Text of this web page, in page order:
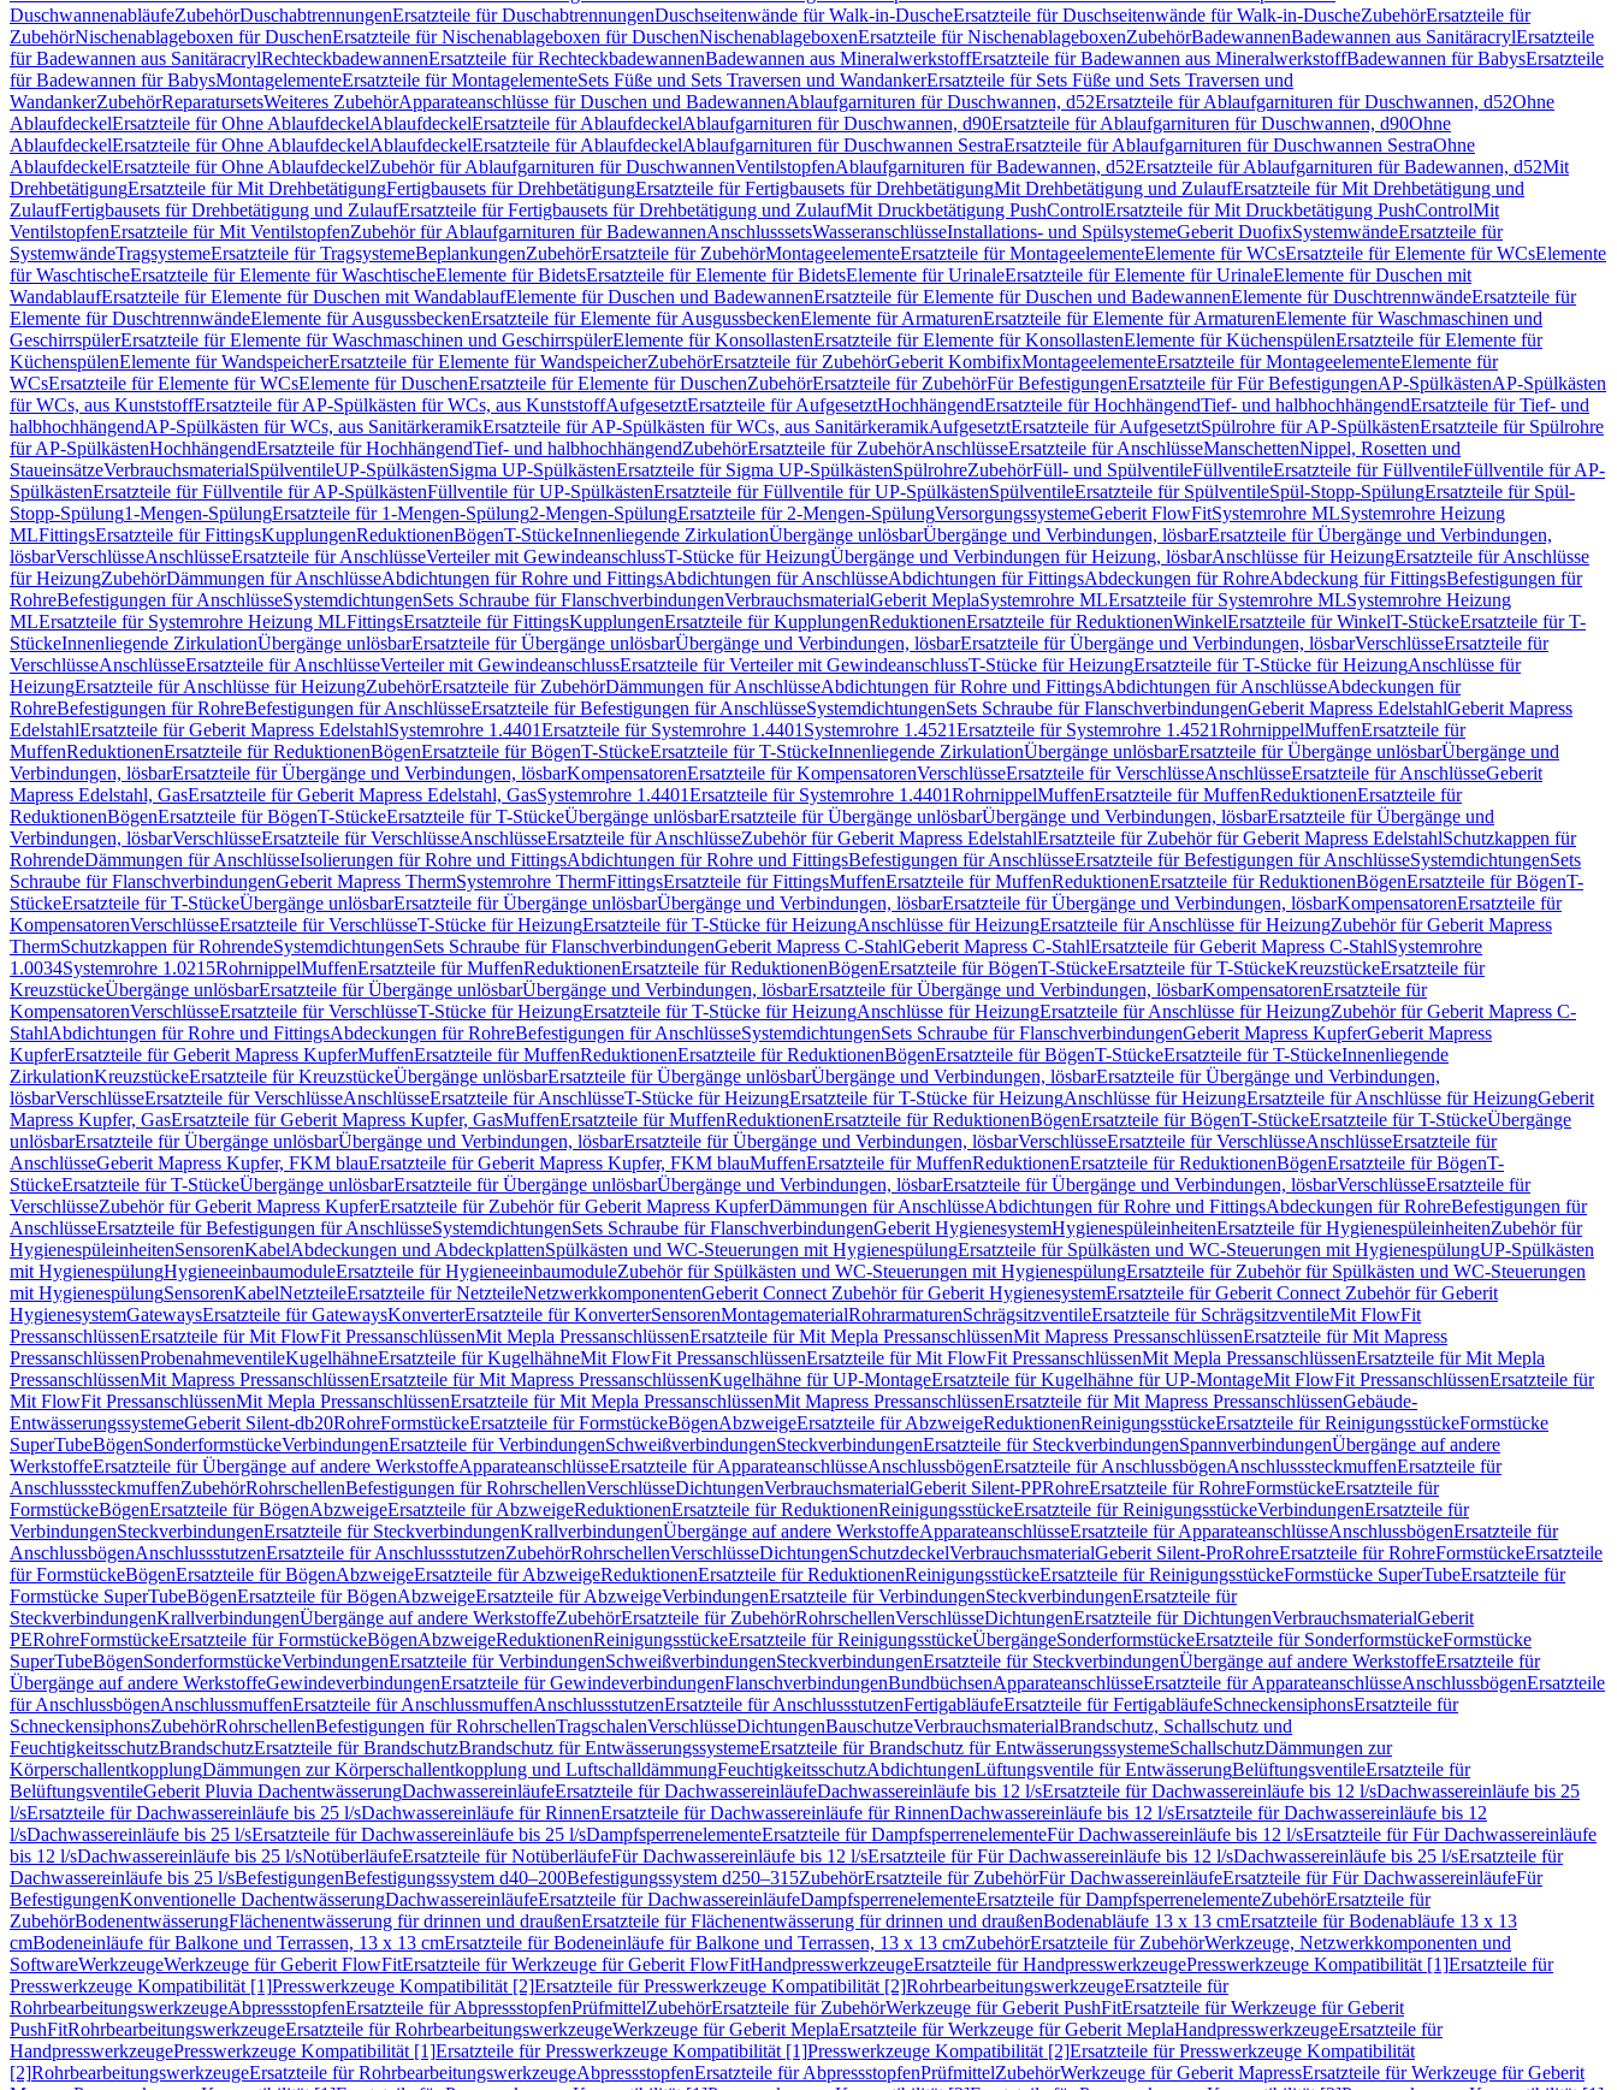
DuschwannenabläufeZubehörDuschabtrennungenErsatzteile für DuschabtrennungenDuschseitenwände für Walk-in-DuscheErsatzteile für Duschseitenwände für Walk-in-DuscheZubehörErsatzteile für
ZubehörNischenablageboxen für DuschenErsatzteile für Nischenablageboxen für DuschenNischenablageboxenErsatzteile für NischenablageboxenZubehörBadewannenBadewannen aus SanitäracrylErsatzteile
für Badewannen aus SanitäracrylRechteckbadewannenErsatzteile für RechteckbadewannenBadewannen aus MineralwerkstoffErsatzteile für Badewannen aus MineralwerkstoffBadewannen für BabysErsatzteile
für Badewannen für BabysMontagelementeErsatzteile für MontagelementeSets Füße und Sets Traversen und WandankerErsatzteile für Sets Füße und Sets Traversen und
WandankerZubehörReparatursetsWeiteres ZubehörApparateanschlüsse für Duschen und BadewannenAblaufgarnituren für Duschwannen, d52Ersatzteile für Ablaufgarnituren für Duschwannen, d52Ohne
AblaufdeckelErsatzteile für Ohne AblaufdeckelAblaufdeckelErsatzteile für AblaufdeckelAblaufgarnituren für Duschwannen, d90Ersatzteile für Ablaufgarnituren für Duschwannen, d90Ohne
AblaufdeckelErsatzteile für Ohne AblaufdeckelAblaufdeckelErsatzteile für AblaufdeckelAblaufgarnituren für Duschwannen SestraErsatzteile für Ablaufgarnituren für Duschwannen SestraOhne
AblaufdeckelErsatzteile für Ohne AblaufdeckelZubehör für Ablaufgarnituren für DuschwannenVentilstopfenAblaufgarnituren für Badewannen, d52Ersatzteile für Ablaufgarnituren für Badewannen, d52Mit
DrehbetätigungErsatzteile für Mit DrehbetätigungFertigbausets für DrehbetätigungErsatzteile für Fertigbausets für DrehbetätigungMit Drehbetätigung und ZulaufErsatzteile für Mit Drehbetätigung und
ZulaufFertigbausets für Drehbetätigung und ZulaufErsatzteile für Fertigbausets für Drehbetätigung und ZulaufMit Druckbetätigung PushControlErsatzteile für Mit Druckbetätigung PushControlMit
VentilstopfenErsatzteile für Mit VentilstopfenZubehör für Ablaufgarnituren für BadewannenAnschlusssetsWasseranschlüsseInstallations- und SpülsystemeGeberit DuofixSystemwändeErsatzteile für
SystemwändeTragsystemeErsatzteile für TragsystemeBeplankungenZubehörErsatzteile für ZubehörMontageelementeErsatzteile für MontageelementeElemente für WCsErsatzteile für Elemente für WCsElemente
für WaschtischeErsatzteile für Elemente für WaschtischeElemente für BidetsErsatzteile für Elemente für BidetsElemente für UrinaleErsatzteile für Elemente für UrinaleElemente für Duschen mit
WandablaufErsatzteile für Elemente für Duschen mit WandablaufElemente für Duschen und BadewannenErsatzteile für Elemente für Duschen und BadewannenElemente für DuschtrennwändeErsatzteile für
Elemente für DuschtrennwändeElemente für AusgussbeckenErsatzteile für Elemente für AusgussbeckenElemente für ArmaturenErsatzteile für Elemente für ArmaturenElemente für Waschmaschinen und
GeschirrspülerErsatzteile für Elemente für Waschmaschinen und GeschirrspülerElemente für KonsollastenErsatzteile für Elemente für KonsollastenElemente für KüchenspülenErsatzteile für Elemente für
KüchenspülenElemente für WandspeicherErsatzteile für Elemente für WandspeicherZubehörErsatzteile für ZubehörGeberit KombifixMontageelementeErsatzteile für MontageelementeElemente für
WCsErsatzteile für Elemente für WCsElemente für DuschenErsatzteile für Elemente für DuschenZubehörErsatzteile für ZubehörFür BefestigungenErsatzteile für Für BefestigungenAP-SpülkästenAP-Spülkästen
für WCs, aus KunststoffErsatzteile für AP-Spülkästen für WCs, aus KunststoffAufgesetztErsatzteile für AufgesetztHochhängendErsatzteile für HochhängendTief- und halbhochhängendErsatzteile für Tief- und
halbhochhängendAP-Spülkästen für WCs, aus SanitärkeramikErsatzteile für AP-Spülkästen für WCs, aus SanitärkeramikAufgesetztErsatzteile für AufgesetztSpülrohre für AP-SpülkästenErsatzteile für Spülrohre
für AP-SpülkästenHochhängendErsatzteile für HochhängendTief- und halbhochhängendZubehörErsatzteile für ZubehörAnschlüsseErsatzteile für AnschlüsseManschettenNippel, Rosetten und
StaueinsätzeVerbrauchsmaterialSpülventileUP-SpülkästenSigma UP-SpülkästenErsatzteile für Sigma UP-SpülkästenSpülrohreZubehörFüll- und SpülventileFüllventileErsatzteile für FüllventileFüllventile für AP-
SpülkästenErsatzteile für Füllventile für AP-SpülkästenFüllventile für UP-SpülkästenErsatzteile für Füllventile für UP-SpülkästenSpülventileErsatzteile für SpülventileSpül-Stopp-SpülungErsatzteile für Spül-
Stopp-Spülung1-Mengen-SpülungErsatzteile für 1-Mengen-Spülung2-Mengen-SpülungErsatzteile für 2-Mengen-SpülungVersorgungssystemeGeberit FlowFitSystemrohre MLSystemrohre Heizung
MLFittingsErsatzteile für FittingsKupplungenReduktionenBögenT-StückeInnenliegende ZirkulationÜbergänge unlösbarÜbergänge und Verbindungen, lösbarErsatzteile für Übergänge und Verbindungen,
lösbarVerschlüsseAnschlüsseErsatzteile für AnschlüsseVerteiler mit GewindeanschlussT-Stücke für HeizungÜbergänge und Verbindungen für Heizung, lösbarAnschlüsse für HeizungErsatzteile für Anschlüsse
für HeizungZubehörDämmungen für AnschlüsseAbdichtungen für Rohre und FittingsAbdichtungen für AnschlüsseAbdichtungen für FittingsAbdeckungen für RohreAbdeckung für FittingsBefestigungen für
RohreBefestigungen für AnschlüsseSystemdichtungenSets Schraube für FlanschverbindungenVerbrauchsmaterialGeberit MeplaSystemrohre MLErsatzteile für Systemrohre MLSystemrohre Heizung
MLErsatzteile für Systemrohre Heizung MLFittingsErsatzteile für FittingsKupplungenErsatzteile für KupplungenReduktionenErsatzteile für ReduktionenWinkelErsatzteile für WinkelT-StückeErsatzteile für T-
StückeInnenliegende ZirkulationÜbergänge unlösbarErsatzteile für Übergänge unlösbarÜbergänge und Verbindungen, lösbarErsatzteile für Übergänge und Verbindungen, lösbarVerschlüsseErsatzteile für
VerschlüsseAnschlüsseErsatzteile für AnschlüsseVerteiler mit GewindeanschlussErsatzteile für Verteiler mit GewindeanschlussT-Stücke für HeizungErsatzteile für T-Stücke für HeizungAnschlüsse für
HeizungErsatzteile für Anschlüsse für HeizungZubehörErsatzteile für ZubehörDämmungen für AnschlüsseAbdichtungen für Rohre und FittingsAbdichtungen für AnschlüsseAbdeckungen für
RohreBefestigungen für RohreBefestigungen für AnschlüsseErsatzteile für Befestigungen für AnschlüsseSystemdichtungenSets Schraube für FlanschverbindungenGeberit Mapress EdelstahlGeberit Mapress
EdelstahlErsatzteile für Geberit Mapress EdelstahlSystemrohre 1.4401Ersatzteile für Systemrohre 1.4401 Systemrohre 1.4521Ersatzteile für Systemrohre 1.4521RohrnippelMuffenErsatzteile für
MuffenReduktionenErsatzteile für ReduktionenBögenErsatzteile für BögenT-StückeErsatzteile für T-StückeInnenliegende ZirkulationÜbergänge unlösbarErsatzteile für Übergänge unlösbarÜbergänge und
Verbindungen, lösbarErsatzteile für Übergänge und Verbindungen, lösbarKompensatorenErsatzteile für KompensatorenVerschlüsseErsatzteile für VerschlüsseAnschlüsseErsatzteile für AnschlüsseGeberit
Mapress Edelstahl, GasErsatzteile für Geberit Mapress Edelstahl, GasSystemrohre 1.4401Ersatzteile für Systemrohre 1.4401RohrnippelMuffenErsatzteile für MuffenReduktionenErsatzteile für
ReduktionenBögenErsatzteile für BögenT-StückeErsatzteile für T-StückeÜbergänge unlösbarErsatzteile für Übergänge unlösbarÜbergänge und Verbindungen, lösbarErsatzteile für Übergänge und
Verbindungen, lösbarVerschlüsseErsatzteile für VerschlüsseAnschlüsseErsatzteile für AnschlüsseZubehör für Geberit Mapress EdelstahlErsatzteile für Zubehör für Geberit Mapress EdelstahlSchutzkappen für
RohrendeDämmungen für AnschlüsseIsolierungen für Rohre und FittingsAbdichtungen für Rohre und FittingsBefestigungen für AnschlüsseErsatzteile für Befestigungen für AnschlüsseSystemdichtungenSets
Schraube für FlanschverbindungenGeberit Mapress ThermSystemrohre ThermFittingsErsatzteile für FittingsMuffenErsatzteile für MuffenReduktionenErsatzteile für ReduktionenBögenErsatzteile für BögenT-
StückeErsatzteile für T-StückeÜbergänge unlösbarErsatzteile für Übergänge unlösbarÜbergänge und Verbindungen, lösbarErsatzteile für Übergänge und Verbindungen, lösbarKompensatorenErsatzteile für
KompensatorenVerschlüsseErsatzteile für VerschlüsseT-Stücke für HeizungErsatzteile für T-Stücke für HeizungAnschlüsse für HeizungErsatzteile für Anschlüsse für HeizungZubehör für Geberit Mapress
ThermSchutzkappen für RohrendeSystemdichtungenSets Schraube für FlanschverbindungenGeberit Mapress C-StahlGeberit Mapress C-StahlErsatzteile für Geberit Mapress C-StahlSystemrohre
1.0034Systemrohre 1.0215RohrnippelMuffenErsatzteile für MuffenReduktionenErsatzteile für ReduktionenBögenErsatzteile für BögenT-StückeErsatzteile für T-StückeKreuzstückeErsatzteile für
KreuzstückeÜbergänge unlösbarErsatzteile für Übergänge unlösbarÜbergänge und Verbindungen, lösbarErsatzteile für Übergänge und Verbindungen, lösbarKompensatorenErsatzteile für
KompensatorenVerschlüsseErsatzteile für VerschlüsseT-Stücke für HeizungErsatzteile für T-Stücke für HeizungAnschlüsse für HeizungErsatzteile für Anschlüsse für HeizungZubehör für Geberit Mapress C-
StahlAbdichtungen für Rohre und FittingsAbdeckungen für RohreBefestigungen für AnschlüsseSystemdichtungenSets Schraube für FlanschverbindungenGeberit Mapress KupferGeberit Mapress
KupferErsatzteile für Geberit Mapress KupferMuffenErsatzteile für MuffenReduktionenErsatzteile für ReduktionenBögenErsatzteile für BögenT-StückeErsatzteile für T-StückeInnenliegende
ZirkulationKreuzstückeErsatzteile für KreuzstückeÜbergänge unlösbarErsatzteile für Übergänge unlösbarÜbergänge und Verbindungen, lösbarErsatzteile für Übergänge und Verbindungen,
lösbarVerschlüsseErsatzteile für VerschlüsseAnschlüsseErsatzteile für AnschlüsseT-Stücke für HeizungErsatzteile für T-Stücke für HeizungAnschlüsse für HeizungErsatzteile für Anschlüsse für HeizungGeberit
Mapress Kupfer, GasErsatzteile für Geberit Mapress Kupfer, GasMuffenErsatzteile für MuffenReduktionenErsatzteile für ReduktionenBögenErsatzteile für BögenT-StückeErsatzteile für T-StückeÜbergänge
unlösbarErsatzteile für Übergänge unlösbarÜbergänge und Verbindungen, lösbarErsatzteile für Übergänge und Verbindungen, lösbarVerschlüsseErsatzteile für VerschlüsseAnschlüsseErsatzteile für
AnschlüsseGeberit Mapress Kupfer, FKM blauErsatzteile für Geberit Mapress Kupfer, FKM blauMuffenErsatzteile für MuffenReduktionenErsatzteile für ReduktionenBögenErsatzteile für BögenT-
StückeErsatzteile für T-StückeÜbergänge unlösbarErsatzteile für Übergänge unlösbarÜbergänge und Verbindungen, lösbarErsatzteile für Übergänge und Verbindungen, lösbarVerschlüsseErsatzteile für
VerschlüsseZubehör für Geberit Mapress KupferErsatzteile für Zubehör für Geberit Mapress KupferDämmungen für AnschlüsseAbdichtungen für Rohre und FittingsAbdeckungen für RohreBefestigungen für
AnschlüsseErsatzteile für Befestigungen für AnschlüsseSystemdichtungenSets Schraube für FlanschverbindungenGeberit HygienesystemHygienespüleinheitenErsatzteile für HygienespüleinheitenZubehör für
HygienespüleinheitenSensorenKabelAbdeckungen und AbdeckplattenSpülkästen und WC-Steuerungen mit HygienespülungErsatzteile für Spülkästen und WC-Steuerungen mit HygienespülungUP-Spülkästen
mit HygienespülungHygieneeinbaumoduleErsatzteile für HygieneeinbaumoduleZubehör für Spülkästen und WC-Steuerungen mit HygienespülungErsatzteile für Zubehör für Spülkästen und WC-Steuerungen
mit HygienespülungSensorenKabelNetzteileErsatzteile für NetzteileNetzwerkkomponentenGeberit Connect Zubehör für Geberit HygienesystemErsatzteile für Geberit Connect Zubehör für Geberit
HygienesystemGatewaysErsatzteile für GatewaysKonverterErsatzteile für KonverterSensorenMontagematerialRohrarmaturenSchrägsitzventileErsatzteile für SchrägsitzventileMit FlowFit
PressanschlüssenErsatzteile für Mit FlowFit PressanschlüssenMit Mepla PressanschlüssenErsatzteile für Mit Mepla PressanschlüssenMit Mapress PressanschlüssenErsatzteile für Mit Mapress
PressanschlüssenProbenahmeventileKugelhähneErsatzteile für KugelhähneMit FlowFit PressanschlüssenErsatzteile für Mit FlowFit PressanschlüssenMit Mepla PressanschlüssenErsatzteile für Mit Mepla
PressanschlüssenMit Mapress PressanschlüssenErsatzteile für Mit Mapress PressanschlüssenKugelhähne für UP-MontageErsatzteile für Kugelhähne für UP-MontageMit FlowFit PressanschlüssenErsatzteile für
Mit FlowFit PressanschlüssenMit Mepla PressanschlüssenErsatzteile für Mit Mepla PressanschlüssenMit Mapress PressanschlüssenErsatzteile für Mit Mapress PressanschlüssenGebäude-
EntwässerungssystemeGeberit Silent-db20RohreFormstückeErsatzteile für FormstückeBögenAbzweigeErsatzteile für AbzweigeReduktionenReinigungsstückeErsatzteile für ReinigungsstückeFormstücke
SuperTubeBögenSonderformstückeVerbindungenErsatzteile für VerbindungenSchweißverbindungenSteckverbindungenErsatzteile für SteckverbindungenSpannverbindungenÜbergänge auf andere
WerkstoffeErsatzteile für Übergänge auf andere WerkstoffeApparateanschlüsseErsatzteile für ApparateanschlüsseAnschlussbögenErsatzteile für AnschlussbögenAnschlusssteckmuffenErsatzteile für
AnschlusssteckmuffenZubehörRohrschellenBefestigungen für RohrschellenVerschlüsseDichtungenVerbrauchsmaterialGeberit Silent-PPRohreErsatzteile für RohreFormstückeErsatzteile für
FormstückeBögenErsatzteile für BögenAbzweigeErsatzteile für AbzweigeReduktionenErsatzteile für ReduktionenReinigungsstückeErsatzteile für ReinigungsstückeVerbindungenErsatzteile für
VerbindungenSteckverbindungenErsatzteile für SteckverbindungenKrallverbindungenÜbergänge auf andere WerkstoffeApparateanschlüsseErsatzteile für ApparateanschlüsseAnschlussbögenErsatzteile für
AnschlussbögenAnschlussstutzenErsatzteile für AnschlussstutzenZubehörRohrschellenVerschlüsseDichtungenSchutzdeckelVerbrauchsmaterialGeberit Silent-ProRohreErsatzteile für RohreFormstückeErsatzteile
für FormstückeBögenErsatzteile für BögenAbzweigeErsatzteile für AbzweigeReduktionenErsatzteile für ReduktionenReinigungsstückeErsatzteile für ReinigungsstückeFormstücke SuperTubeErsatzteile für
Formstücke SuperTubeBögenErsatzteile für BögenAbzweigeErsatzteile für AbzweigeVerbindungenErsatzteile für VerbindungenSteckverbindungenErsatzteile für
SteckverbindungenKrallverbindungenÜbergänge auf andere WerkstoffeZubehörErsatzteile für ZubehörRohrschellenVerschlüsseDichtungenErsatzteile für DichtungenVerbrauchsmaterialGeberit
PERohreFormstückeErsatzteile für FormstückeBögenAbzweigeReduktionenReinigungsstückeErsatzteile für ReinigungsstückeÜbergängeSonderformstückeErsatzteile für SonderformstückeFormstücke
SuperTubeBögenSonderformstückeVerbindungenErsatzteile für VerbindungenSchweißverbindungenSteckverbindungenErsatzteile für SteckverbindungenÜbergänge auf andere WerkstoffeErsatzteile für
Übergänge auf andere WerkstoffeGewindeverbindungenErsatzteile für GewindeverbindungenFlanschverbindungenBundbüchsenApparateanschlüsseErsatzteile für ApparateanschlüsseAnschlussbögenErsatzteile
für AnschlussbögenAnschlussmuffenErsatzteile für AnschlussmuffenAnschlussstutzenErsatzteile für AnschlussstutzenFertigabläufeErsatzteile für FertigabläufeSchneckensiphonsErsatzteile für
SchneckensiphonsZubehörRohrschellenBefestigungen für RohrschellenTragschalenVerschlüsseDichtungenBauschutzeVerbrauchsmaterialBrandschutz, Schallschutz und
FeuchtigkeitsschutzBrandschutzErsatzteile für BrandschutzBrandschutz für EntwässerungssystemeErsatzteile für Brandschutz für EntwässerungssystemeSchallschutzDämmungen zur
KörperschallentkopplungDämmungen zur Körperschallentkopplung und LuftschalldämmungFeuchtigkeitsschutzAbdichtungenLüftungsventile für EntwässerungBelüftungsventileErsatzteile für
BelüftungsventileGeberit Pluvia DachentwässerungDachwassereinläufeErsatzteile für DachwassereinläufeDachwassereinläufe bis 12 l/sErsatzteile für Dachwassereinläufe bis 12 l/sDachwassereinläufe bis 25
l/sErsatzteile für Dachwassereinläufe bis 25 l/sDachwassereinläufe für RinnenErsatzteile für Dachwassereinläufe für RinnenDachwassereinläufe bis 12 l/sErsatzteile für Dachwassereinläufe bis 12
l/sDachwassereinläufe bis 25 l/sErsatzteile für Dachwassereinläufe bis 25 l/sDampfsperrenelementeErsatzteile für DampfsperrenelementeFür Dachwassereinläufe bis 12 l/sErsatzteile für Für Dachwassereinläufe
bis 12 l/sDachwassereinläufe bis 25 l/sNotüberläufeErsatzteile für NotüberläufeFür Dachwassereinläufe bis 12 l/sErsatzteile für Für Dachwassereinläufe bis 12 l/sDachwassereinläufe bis 25 l/sErsatzteile für
Dachwassereinläufe bis 25 l/sBefestigungenBefestigungssystem d40–200Befestigungssystem d250–315ZubehörErsatzteile für ZubehörFür DachwassereinläufeErsatzteile für Für DachwassereinläufeFür
BefestigungenKonventionelle DachentwässerungDachwassereinläufeErsatzteile für DachwassereinläufeDampfsperrenelementeErsatzteile für DampfsperrenelementeZubehörErsatzteile für
ZubehörBodenentwässerungFlächenentwässerung für drinnen und draußenErsatzteile für Flächenentwässerung für drinnen und draußenBodenabläufe 13 x 13 cmErsatzteile für Bodenabläufe 13 x 13
cmBodeneinläufe für Balkone und Terrassen, 13 x 13 cmErsatzteile für Bodeneinläufe für Balkone und Terrassen, 13 x 13 cmZubehörErsatzteile für ZubehörWerkzeuge, Netzwerkkomponenten und
SoftwareWerkzeugeWerkzeuge für Geberit FlowFitErsatzteile für Werkzeuge für Geberit FlowFitHandpresswerkzeugeErsatzteile für HandpresswerkzeugePresswerkzeuge Kompatibilität [1]Ersatzteile für
Presswerkzeuge Kompatibilität [1]Presswerkzeuge Kompatibilität [2]Ersatzteile für Presswerkzeuge Kompatibilität [2]RohrbearbeitungswerkzeugeErsatzteile für
RohrbearbeitungswerkzeugeAbpressstopfenErsatzteile für AbpressstopfenPrüfmittelZubehörErsatzteile für ZubehörWerkzeuge für Geberit PushFitErsatzteile für Werkzeuge für Geberit
PushFitRohrbearbeitungswerkzeugeErsatzteile für RohrbearbeitungswerkzeugeWerkzeuge für Geberit MeplaErsatzteile für Werkzeuge für Geberit MeplaHandpresswerkzeugeErsatzteile für
HandpresswerkzeugePresswerkzeuge Kompatibilität [1]Ersatzteile für Presswerkzeuge Kompatibilität [1]Presswerkzeuge Kompatibilität [2]Ersatzteile für Presswerkzeuge Kompatibilität
[2]RohrbearbeitungswerkzeugeErsatzteile für RohrbearbeitungswerkzeugeAbpressstopfenErsatzteile für AbpressstopfenPrüfmittelZubehörWerkzeuge für Geberit MapressErsatzteile für Werkzeuge für Geberit